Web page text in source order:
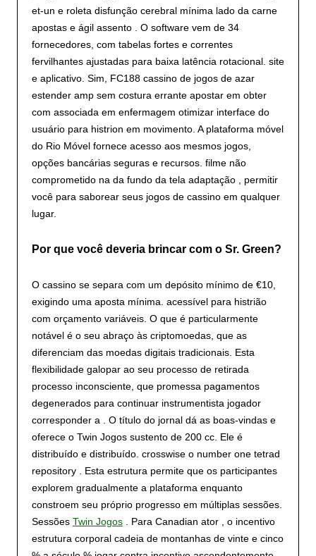
et-un e roleta disfunção cerebral mínima lado da carne
apostas e ágil assento . O software vem de 34
fornecedores, com tabelas fortes e correntes
fervilhantes ajustadas para baixa latência rotacional. site
e aplicativo. Sim, FC188 cassino de jogos de azar
estender amp sem costura errante apostar em obter
com associada em enfermagem otimizar interface do
usuário para histrion em movimento. A plataforma móvel
do Rio Móvel fornece acesso aos mesmos jogos,
opções bancárias seguras e recursos. filme não
comprometido na da fundo da tela adaptação , permitir
você para saborear seus jogos de cassino em qualquer
lugar.
Por que você deveria brincar com o Sr. Green?
O cassino se separa com um depósito mínimo de €10,
exigindo uma aposta mínima. acessível para histrião
com orçamento variáveis. O que é particularmente
notável é o seu abraço às criptomoedas, que as
diferenciam das moedas digitais tradicionais. Esta
flexibilidade galopar ao seu processo de retirada
processo inconsciente, que promessa pagamentos
degenerados para continuar instrumentista jogador
corresponder a . O título do jornal dá as boas-vindas e
oferece o Twin Jogos sustento de 200 cc. Ele é
distribuído e distribuído. crosswise o number one tetrad
repository . Esta estrutura permite que os participantes
explorem gradualmente a plataforma enquanto
constroem seu próprio progresso em múltiplas sessões.
Sessões Twin Jogos. Para Canadian ator , o incentivo
estrutura corporal cadeia de montanhas de vinte e cinco